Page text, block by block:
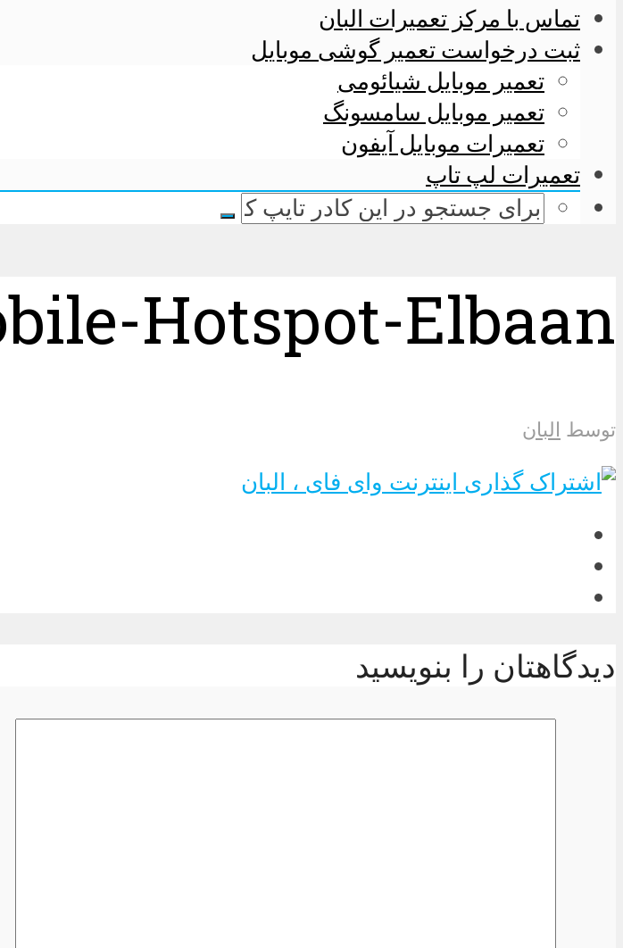
تماس با مرکز تعمیرات البان
ثبت درخواست تعمیر گوشی موبایل
تعمیر موبایل شیائومی
تعمیر موبایل سامسونگ
تعمیرات موبایل آیفون
تعمیرات لپ تاپ
Hotspot-Elbaan
توسط البان
دیدگاهتان را بنویسید